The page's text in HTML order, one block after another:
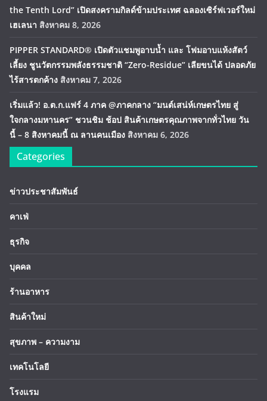
the Tenth Lord” เปิดสงครามกิลด์ข้ามประเทศ ฉลองเซิร์ฟเวอร์ใหม่
เฮเลนา สิงหาคม 8, 2026
PIPPER STANDARD® เปิดตัวแชมพูอาบน้ำ และ โฟมอาบแห้งสัตว์
เลี้ยง ชูนวัตกรรมพลังธรรมชาติ “Zero-Residue” เลียขนได้ ปลอดภัย
ไร้สารตกค้าง สิงหาคม 7, 2026
เริ่มแล้ว! อ.ต.ก.แฟร์ 4 ภาค @ภาคกลาง “มนต์เสน่ห์เกษตรไทย สู่
ใจกลางมหานคร” ชวนชิม ช้อป สินค้าเกษตรคุณภาพจากทั่วไทย วัน
นี้ – 8 สิงหาคมนี้ ณ ลานคนเมือง สิงหาคม 6, 2026
Categories
ข่าวประชาสัมพันธ์
คาเฟ่
ธุรกิจ
บุคคล
ร้านอาหาร
สินค้าใหม่
สุขภาพ – ความงาม
เทคโนโลยี
โรงแรม